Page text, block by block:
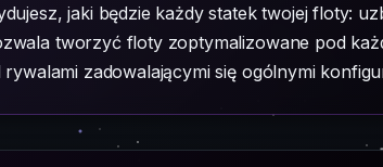
jaki będzie każdy statek twojej floty:
tworzyć floty zoptymalizowane pod
zadowalającymi się ogólnymi